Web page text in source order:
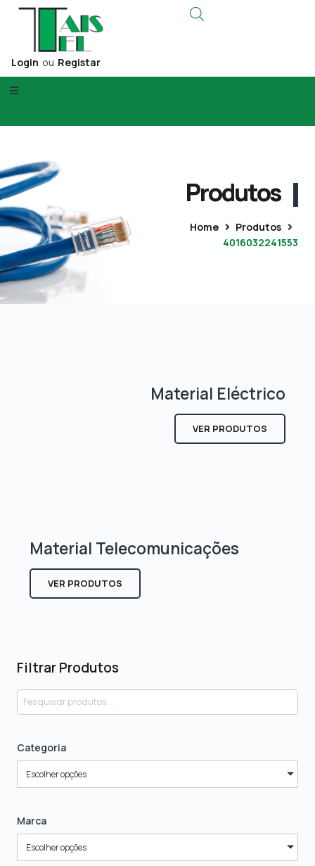
Login ou Registar
Produtos
Home
Produtos
4016032241553
Filtrar Produtos
Categoria
Escolher opções
Marca
Escolher opções
Material Eléctrico
VER PRODUTOS
Material Telecomunicações
VER PRODUTOS